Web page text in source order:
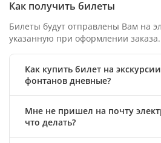
Как получить билеты
Билеты будут отправлены Вам на
указанную при оформлении заказа.
Как купить билет на
фонтанов дневные?
Мне не пришел на почту
что делать?